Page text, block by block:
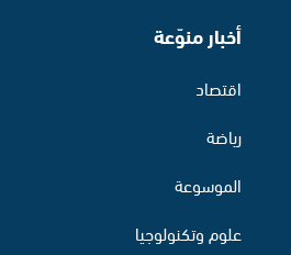
أخبار منوّعة
اقتصاد
رياضة
الموسوعة
علوم وتكنولوجيا